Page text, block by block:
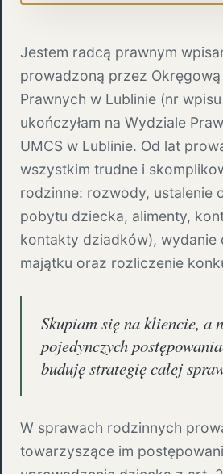
Jestem radcą prawnym
prowadzoną przez
Prawnych w Lublinie (nr
ukończyłam na Wydziale
UMCS w Lublinie. Od lat
wszystkim trudne i
rodzinne: rozwody, ustalenie
pobytu dziecka, alimenty,
kontakty dziadków), wydanie
majątku oraz rozliczenie
Skupiam się na kliencie, a
pojedynczych
buduję strategię całej
W sprawach rodzinnych
towarzyszące im